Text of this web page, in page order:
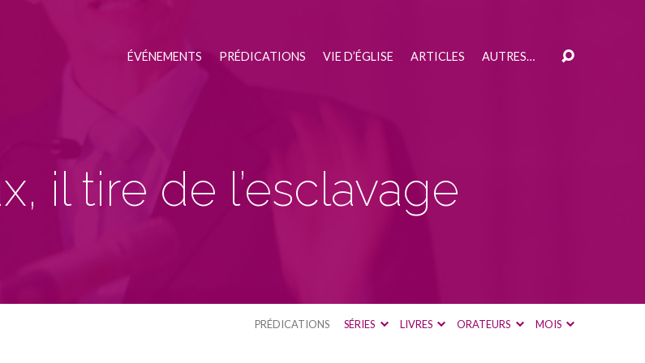
ÉVÉNEMENTS PRÉDICATIONS VIE D’ÉGLISE ARTICLES AUTRES…
il tire de l’esclavage
PRÉDICATIONS SÉRIES LIVRES ORATEURS MOIS